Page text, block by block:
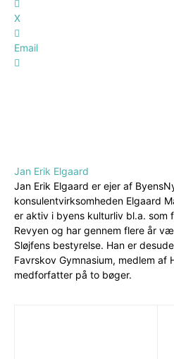
X
Email
Jan Erik Elgaard
Jan Erik Elgaard er ejer af
konsulentvirksomheden Elgaard
er aktiv i byens kulturliv bl.a. som
Revyen og har gennem flere år
Sløjfens bestyrelse. Han er
Favrskov Gymnasium, medlem af
medforfatter på to bøger.